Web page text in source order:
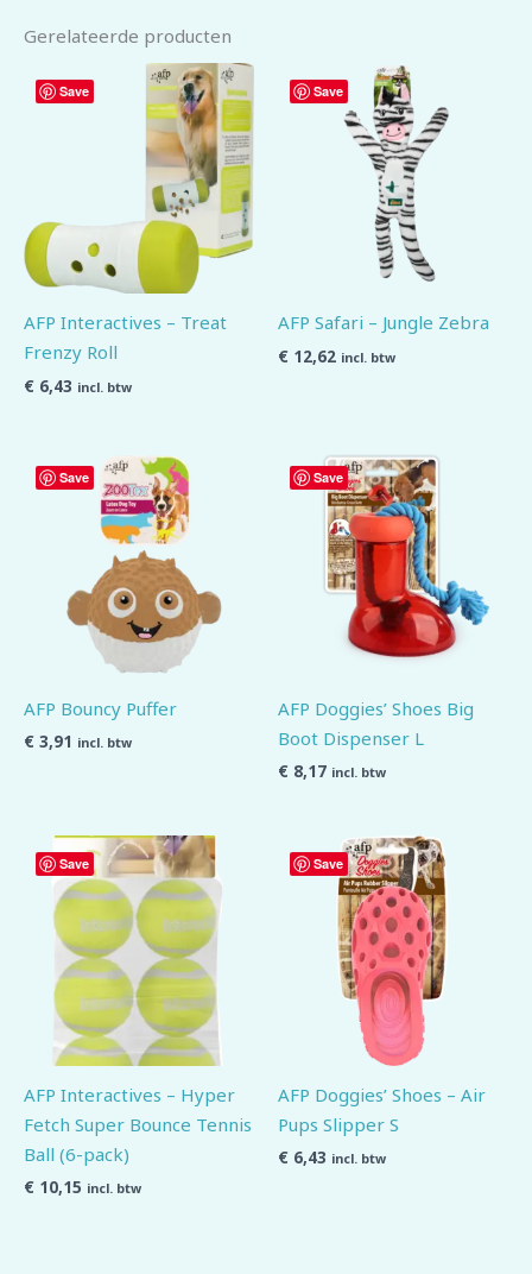
Gerelateerde producten
Save
AFP Interactives – Treat
Frenzy Roll
€ 6,43 incl. btw
Save
AFP Safari – Jungle Zebra
€ 12,62 incl. btw
Save
AFP Bouncy Puffer
€ 3,91 incl. btw
Save
AFP Doggies’ Shoes Big
Boot Dispenser L
€ 8,17 incl. btw
Save
AFP Interactives – Hyper
Fetch Super Bounce Tennis
Ball (6-pack)
€ 10,15 incl. btw
Save
AFP Doggies’ Shoes – Air
Pups Slipper S
€ 6,43 incl. btw